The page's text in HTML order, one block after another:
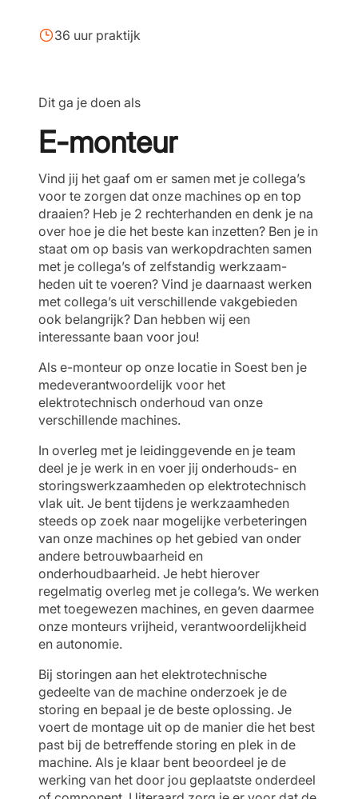
36 uur praktijk
Dit ga je doen als
E-monteur
Vind jij het gaaf om er samen met je collega’s
voor te zorgen dat onze machines op en top
draaien? Heb je 2 rechterhanden en denk je na
over hoe je die het beste kan inzetten? Ben je in
staat om op basis van werkopdrachten samen
met je collega’s of zelfstandig werkzaam-
heden uit te voeren? Vind je daarnaast werken
met collega’s uit verschillende vakgebieden
ook belangrijk? Dan hebben wij een
interessante baan voor jou!
Als e-monteur op onze locatie in Soest ben je
medeverantwoordelijk voor het
elektrotechnisch onderhoud van onze
verschillende machines.
In overleg met je leidinggevende en je team
deel je je werk in en voer jij onderhouds- en
storingswerkzaamheden op elektrotechnisch
vlak uit. Je bent tijdens je werkzaamheden
steeds op zoek naar mogelijke verbeteringen
van onze machines op het gebied van onder
andere betrouwbaarheid en
onderhoudbaarheid. Je hebt hierover
regelmatig overleg met je collega’s. We werken
met toegewezen machines, en geven daarmee
onze monteurs vrijheid, verantwoordelijkheid
en autonomie.
Bij storingen aan het elektrotechnische
gedeelte van de machine onderzoek je de
storing en bepaal je de beste oplossing. Je
voert de montage uit op de manier die het best
past bij de betreffende storing en plek in de
machine. Als je klaar bent beoordeel je de
werking van het door jou geplaatste onderdeel